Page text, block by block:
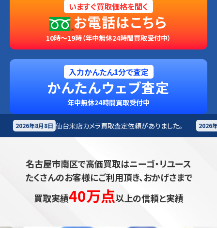
いますぐ買取価格を聞く
お電話はこちら
10時～19時（年中無休24時間買取受付中）
入力かんたん1分で査定
かんたんウェブ査定
年中無休24時間買取受付中
カメラ買取査定依頼がありました。 2026年8月8日 札幌市 カメラ
名古屋市南区で高価買取はニーゴ・リユース
たくさんのお客様にご利用頂き、おかげさまで
買取実績40万点以上の信頼と実績